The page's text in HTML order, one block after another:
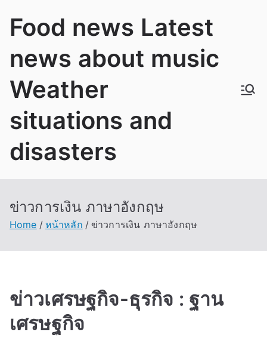
Food news Latest
news about music
Weather
situations and
disasters
ข่าวการเงิน ภาษาอังกฤษ
Home หน้าหลัก ข่าวการเงิน ภาษาอังกฤษ
ข่าวเศรษฐกิจ-ธุรกิจ : ฐาน
เศรษฐกิจ